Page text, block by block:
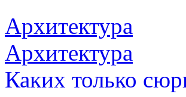
Архитектура
Архитектура
Каких только